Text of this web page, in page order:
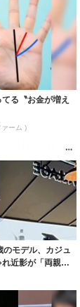
てる〝お金が増え
ァーム )
モデル、カジュ
近影が「両親の